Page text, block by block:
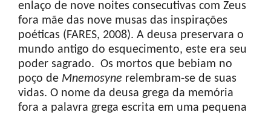
enlaço de nove noites consecutivas com Zeus
fora mãe das nove musas das inspirações
poéticas (FARES, 2008). A deusa preservara o
mundo antigo do esquecimento, este era seu
poder sagrado. Os mortos que bebiam no
poço de Mnemosyne relembram-se de suas
vidas. O nome da deusa grega da memória
fora a palavra grega escrita em uma pequena